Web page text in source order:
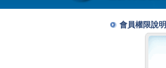
會員權限說明